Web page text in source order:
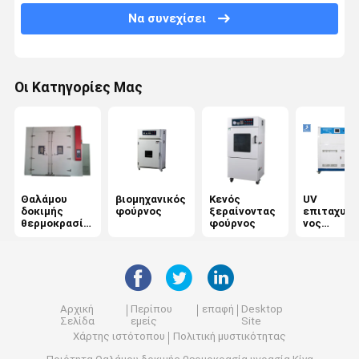
Μηχανής έλξεως
πλαστικός εξοπλισμός δοκιμής
Εξοπλισμό δοκιμών καουτσούκ
Αλάτι θαλάμου δοκιμής ψεκασμού
Εξοπλισμός δοκιμής συσκευασίας
όργανα δοκιμής εγγράφου
υφαντικός εξοπλισμός δοκιμής
Συγκολλητικός εξοπλισμός δοκιμής
Να συνεχίσει
Οι Κατηγορίες Μας
Θαλάμου
δοκιμής
θερμοκρασία
βιομηχανικός
φούρνος
Κενός
ξεραίνοντας
φούρνος
UV
νος
Αρχική
Σελίδα
Περίπου
εμείς
επαφή
Desktop
Site
Χάρτης ιστότοπου
Πολιτική μυστικότητας